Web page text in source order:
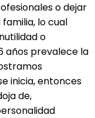
o dejar
lo cual
o
años prevalece la
inicia, entonces
de,